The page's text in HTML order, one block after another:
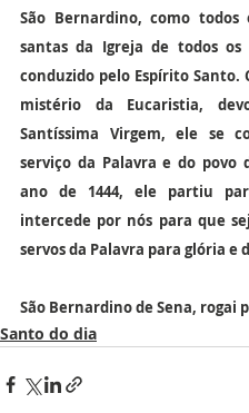
São Bernardino, como todos
santas da Igreja de todos os
conduzido pelo Espírito Santo.
mistério da Eucaristia,
Santíssima Virgem, ele se
serviço da Palavra e do povo
ano de 1444, ele partiu
intercede por nós para que
servos da Palavra para glória e
São Bernardino de Sena, rogai
Santo do dia